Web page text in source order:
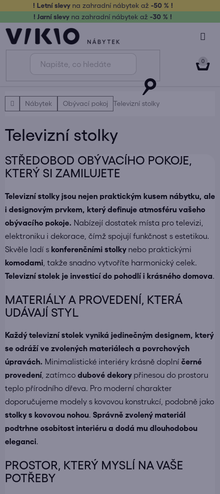
obsah
! Letní slevy na zahradní nábytek až-50 % !
! Jarní slevy na zahradní nábytek až -30 % !
DomůNábytek Obývací pokoj Televizní stolky
Televizní stolky
STŘEDOBOD OBÝVACÍHO POKOJE,
KTERÝ SI ZAMILUJETE
Televizní stolky jsou nejen praktickým kusem nábytku, ale
i designovým prvkem, který definuje atmosféru vašeho
obývacího pokoje. Nabízejí dostatek místa pro televizi,
elektroniku i dekorace, čímž spojují funkčnost s estetikou.
Skvěle ladí s konferenčními stolkynebo praktickými
komodami , takže snadno vytvoříte harmonický celek.
Televizní stolek je investicí do pohodlí i krásného domova
MATERIÁLY A PROVEDENÍ, KTERÁ
UDÁVAJÍ STYL
Každý televizní stolek vyniká jedinečným designem, který
se odráží ve zvolených materiálech a povrchových
úpravách. Minimalistické interiéry krásně doplní černé
provedení, zatímco dubové dekorypřinesou do prostoru
teplo přírodního dřeva. Pro moderní charakter
doporučujeme modely s kovovou konstrukcí, podobně jako
stolky s kovovou nohou. Správně zvolený materiál
podtrhne osobitost interiéru a dodá mu dlouhodobou
eleganci.
PROSTOR, KTERÝ MYSLÍ NA VAŠE
POTŘEBY